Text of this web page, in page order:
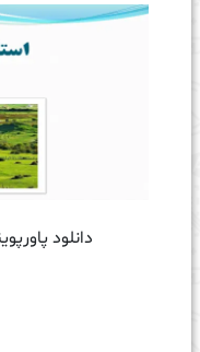
دانلود